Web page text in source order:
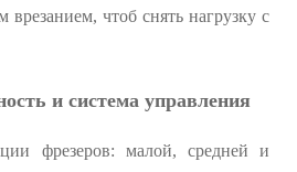
врезанием, чтоб снять нагрузку с
и система управления
фрезеров: малой, средней и